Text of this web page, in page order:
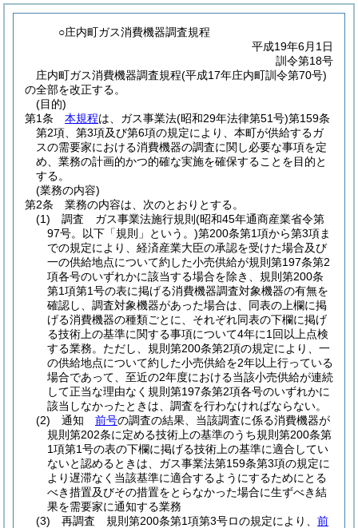
○庄内町ガス消費機器調査規程
平成19年6月1日
訓令第18号
庄内町ガス消費機器調査規程(平成17年庄内町訓令第70号)
の全部を改正する。
(目的)
第1条
本規程は、ガス事業法(昭和29年法律第51号)第159条
第2項、第3項及び第6項の規定により、本町が供給するガ
スの需要家における消費機器の調査に関し必要な事項を定
め、業務の計画的かつ的確な実施を確保することを目的と
する。
(業務の内容)
第2条
業務の内容は、次のとおりとする。
(1)
調査 ガス事業法施行規則 (昭和45年通商産業省令第
97号。以下「規則」という。)第200条第1項から第3項ま
での規定により、経済産業大臣の承認を受けた場合及び
一の供給地点について約した小売供給が規則第197条第2
項各号のいずれかに該当する場合を除き、規則第200条
第1項第1号の表に掲げる消費機器調査対象機器の有無を
確認し、調査対象機器があった場合は、同表の上欄に掲
げる消費機器の種類ごとに、それぞれ同表の下欄に掲げ
る技術上の基準に関する事項について4年に1回以上点検
する業務。 ただし、規則第200条第2項の規定により、一
の供給地点について約した小売供給を2年以上行っている
場合であって、至近の2年度における当該小売供給が連続
して正当な理由なく規則第197条第2項各号のいずれかに
該当しなかったときは、調査を行わなければならない。
(2)
通知 前号の調査の結果、当該調査に係る消費機器が
規則第202条に定める技術上の基準のうち規則第200条第
1項第1号の表の下欄に掲げる技術上の基準に適合してい
ないと認めるときは、ガス事業法第159条第3項の規定に
より遅滞なく当該基準に適合するようにするためにとる
べき措置及びその措置をとらなかった場合に生ずべき結
果を需要家に通知する業務
(3)
再調査 規則第200条第1項第3号ロの規定により、 前